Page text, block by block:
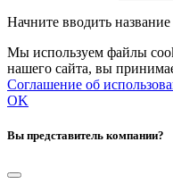
Начните вводить
Мы используем файлы
нашего сайта, вы
Соглашение об
OK
Вы представитель компании?